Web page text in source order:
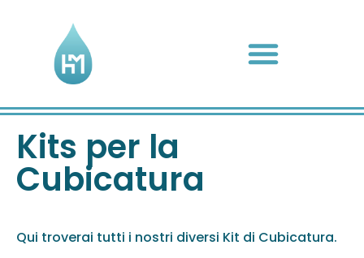
Kits per la
Cubicatura
Qui troverai tutti i nostri diversi Kit di Cubicatura.